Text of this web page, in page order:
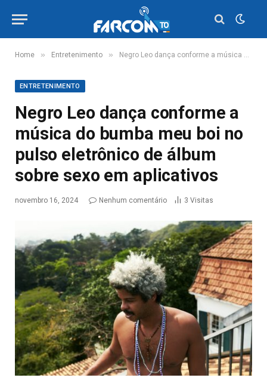
Home » Entretenimento » Negro Leo dança conforme a música do bumba meu boi no pulso eletrônico de álbum sobre sexo em aplicativos
ENTRETENIMENTO
Negro Leo dança conforme a
música do bumba meu boi no
pulso eletrônico de álbum
sobre sexo em aplicativos
novembro 16, 2024 Nenhum comentário 3 Visitas